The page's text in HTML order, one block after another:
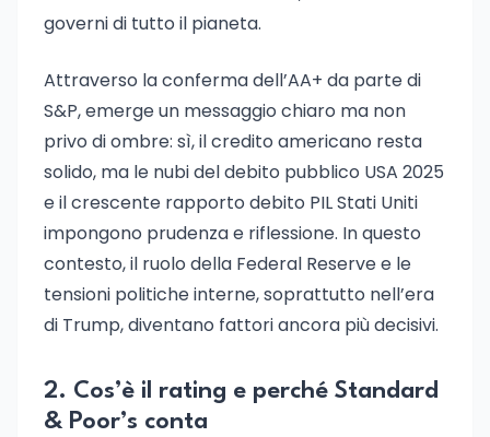
governi di tutto il pianeta.
Attraverso la conferma dell’AA+ da parte di
S&P, emerge un messaggio chiaro ma non
privo di ombre: sì, il credito americano resta
solido, ma le nubi del debito pubblico USA 2025
e il crescente rapporto debito PIL Stati Uniti
impongono prudenza e riflessione. In questo
contesto, il ruolo della Federal Reserve e le
tensioni politiche interne, soprattutto nell’era
di Trump, diventano fattori ancora più decisivi.
2. Cos’è il rating e perché Standard
& Poor’s conta